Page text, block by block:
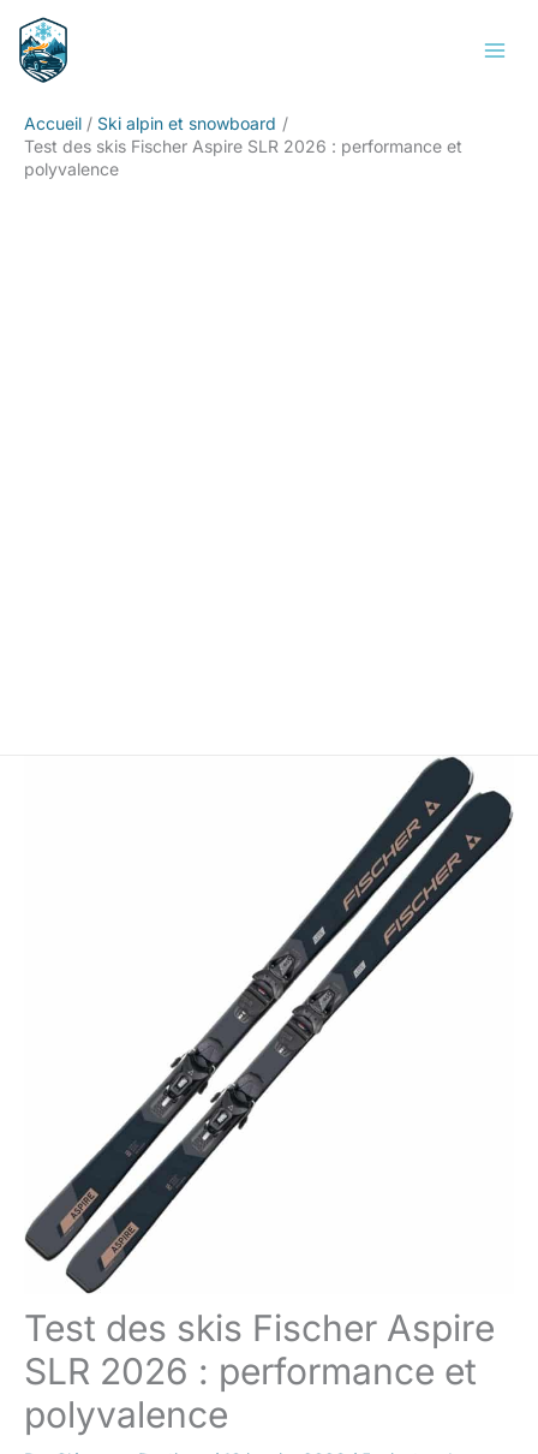
contenu
Accueil
Ski alpin et snowboard
Test des skis Fischer Aspire SLR 2026 : performance et
polyvalence
Test des skis Fischer Aspire
SLR 2026 : performance et
polyvalence
Rechercher